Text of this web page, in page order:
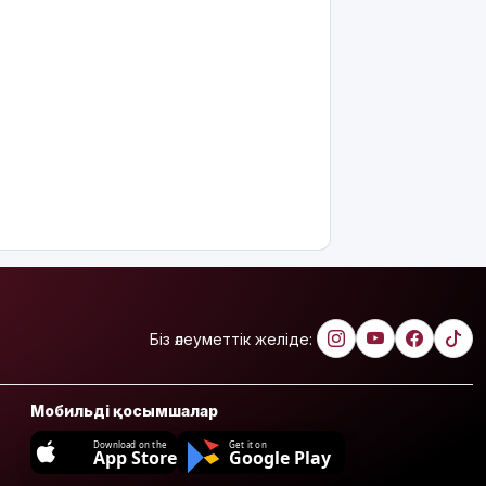
Біз әлеуметтік желіде:
Мобильді қосымшалар
Download on the
App Store
Get it on
Google Play